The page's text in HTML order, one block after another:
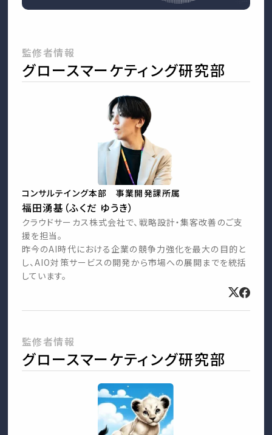
監修者情報
グロースマーケティング研究部
コンサルテイング本部 事業開発課所属
福田湧基（ふくだ ゆうき）
クラウドサーカス株式会社で、戦略設計・集客改善のご支
援を担当。
昨今のAI時代における企業の競争力強化を最大の目的と
し、AIO対策サービスの開発から市場への展開までを統括
しています。
監修者情報
グロースマーケティング研究部